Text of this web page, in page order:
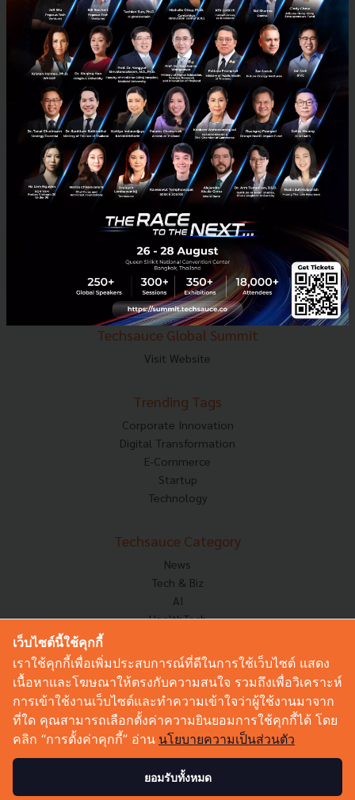
E-mail :contact@techsauce.co
Tel : 02-001-5375
Mobile : 06-4658-9500
Techsauce Media
About Techsauce
Techsauce Services
Privacy Policy
ส่งบทความ
Techsauce Global Summit
Visit Website
Trending Tags
Corporate Innovation
Digital Transformation
E-Commerce
Startup
Technology
Techsauce Category
News
Tech & Biz
AI
HealthTech
Corp Innov
Saucy Thoughts
Sustainable
Videos
Podcast
เว็บไซต์นี้ใช้คุกกี้
เราใช้คุกกี้เพื่อเพิ่มประสบการณ์ที่ดีในการใช้เว็บไซต์ แสดง
เนื้อหาและโฆษณาให้ตรงกับความสนใจ รวมถึงเพื่อวิเคราะห์
การเข้าใช้งานเว็บไซต์และทำความเข้าใจว่าผู้ใช้งานมาจาก
ที่ใด คุณสามารถเลือกตั้งค่าความยินยอมการใช้คุกกี้ได้ โดย
คลิก “การตั้งค่าคุกกี้” อ่าน นโยบายความเป็นส่วนตัว
ยอมรับทั้งหมด